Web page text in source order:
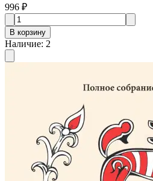
996 ₽
В корзину
Наличие: 2